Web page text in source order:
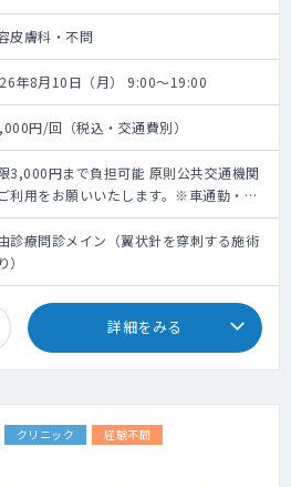
皮膚科・不問
年8月10日（月） 9:00～19:00
円/回（税込・交通費別）
3,000円まで負担可能 原則公共交通機関
利用をお願いいたします。※車通勤・タ
ー利用要相談
診療問診メイン（翼状針を穿刺する施術
）
詳細をみる
クリニック
経験不問